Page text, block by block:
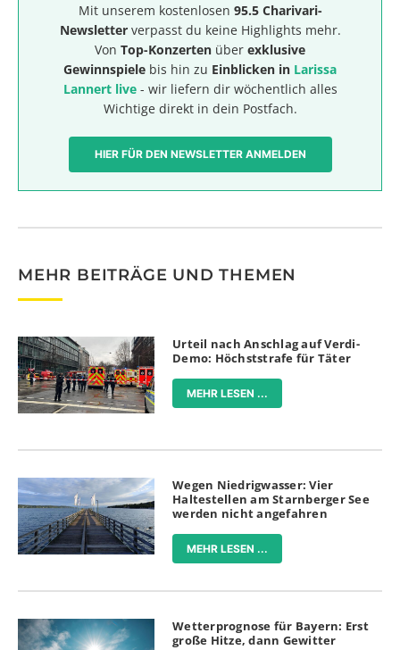
Mit unserem kostenlosen 95.5 Charivari-
Newsletterverpasst du keine Highlights mehr.
Von Top-Konzerten über exklusive
Gewinnspiele bis hin zu Einblicken in Larissa
Lannert live- wir liefern dir wöchentlich alles
Wichtige direkt in dein Postfach.
HIER FÜR DEN NEWSLETTER ANMELDEN
MEHR BEITRÄGE UND THEMEN
Urteil nach Anschlag auf Verdi-
Demo: Höchststrafe für Täter
MEHR LESEN ...
Wegen Niedrigwasser: Vier
Haltestellen am Starnberger See
werden nicht angefahren
MEHR LESEN ...
Wetterprognose für Bayern: Erst
große Hitze, dann Gewitter